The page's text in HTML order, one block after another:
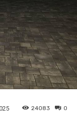
0
24083